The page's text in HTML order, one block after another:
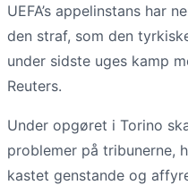
UEFA’s appelinstans har
den straf, som den
under sidste uges kamp
Reuters.
Under opgøret i Torino
problemer på tribunerne,
kastet genstande og